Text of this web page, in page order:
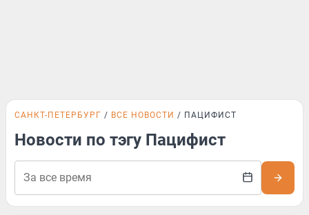
САНКТ-ПЕТЕРБУРГ ВСЕ НОВОСТИ ПАЦИФИСТ
Новости по тэгу Пацифист